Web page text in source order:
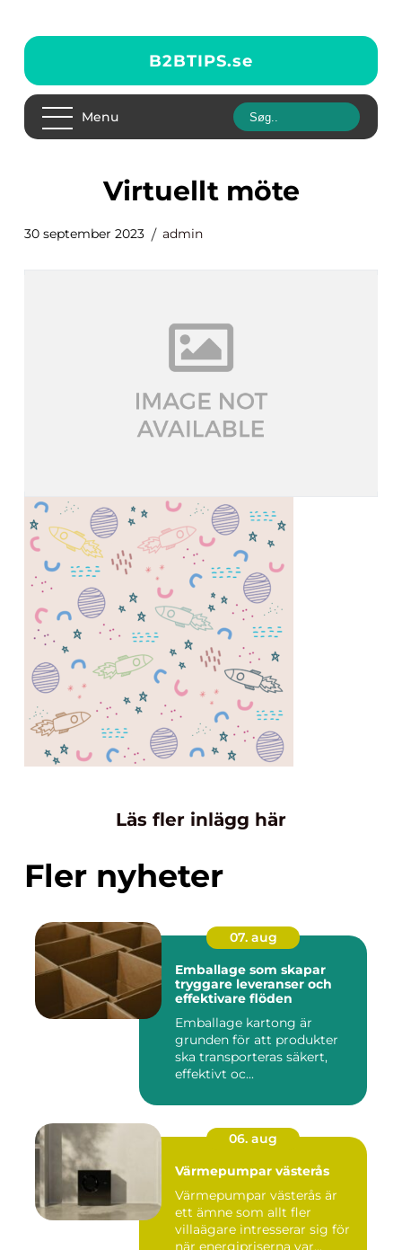
B2BTIPS.se
Menu
virtuellt möte
30 september 2023 admin
Läs fler inlägg här
Fler nyheter
07. aug
Emballage som skapar
tryggare leveranser och
effektivare flöden
Emballage kartong är
grunden för att produkter
ska transporteras säkert,
effektivt oc...
06. aug
Värmepumpar västerås
Värmepumpar västerås är
ett ämne som allt fler
villaägare intresserar sig för
när energipriserna var...